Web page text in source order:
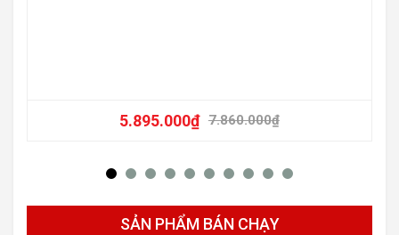
7.860.000₫
5.895.000₫
SẢN PHẨM BÁN CHẠY